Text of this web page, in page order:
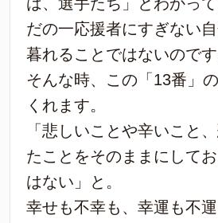
だの一応援者にすぎない
暮れることではないのです
そんな時、この「13番」
くれます。
「悲しいことや辛いこと
たことをそのままにして
はない」と。
幸せも不幸も、幸運も不